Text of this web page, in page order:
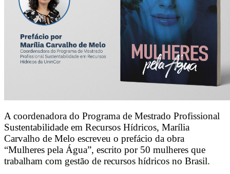
A coordenadora do Programa de Mestrado Profissional
Sustentabilidade em Recursos Hídricos, Marília
Carvalho de Melo escreveu o prefácio da obra
“Mulheres pela Água”, escrito por 50 mulheres que
trabalham com gestão de recursos hídricos no Brasil.